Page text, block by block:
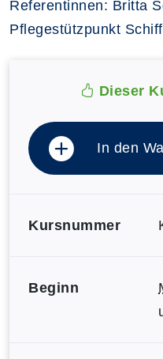
Referentinnen: Britta
Pflegestützpunkt
Dieser
In den
Kursnummer
Beginn